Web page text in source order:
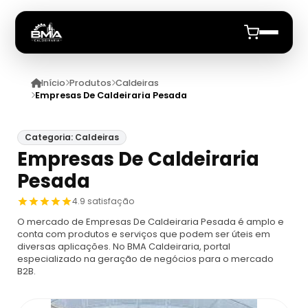
Início
Produtos
Caldeiras
Automação De Caldeiras
Caldeira De Recuperação
Caldeira De Recuperação Celulose
Inspecao Feitas Em Caldeiras
Cotação Inspeção De Caldeiras
Cotar Inspeção De Caldeiras
Montagem De Caldeira
Empresa De Montagem De Caldeiras A Gás
Caldeiras A Vapor
Anuncie
Início Produtos Caldeiras
Empresas De Caldeiraria Pesada
Categoria: Caldeiras
Empresas De Caldeiraria
Pesada
4.9 satisfação
O mercado de Empresas De Caldeiraria Pesada é amplo e
conta com produtos e serviços que podem ser úteis em
diversas aplicações. No BMA Caldeiraria, portal
especializado na geração de negócios para o mercado
B2B.